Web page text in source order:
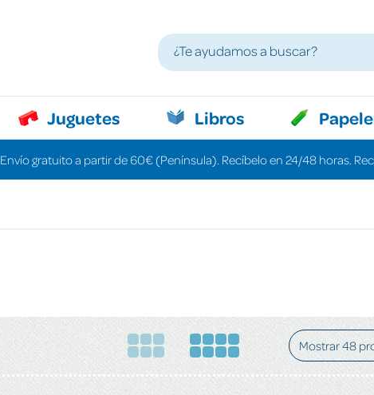
Juguetes Libros
Envío gratuito a partir de 60€ (Península). Recíbelo en 24/48 horas.